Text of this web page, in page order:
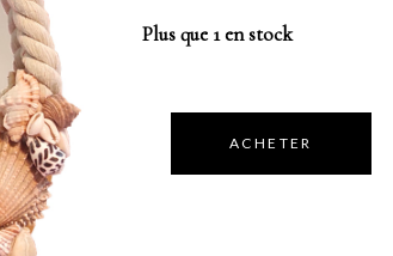
Plus que 1 en stock
ACHETER